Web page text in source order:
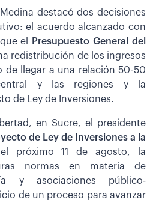
destacó dos decisiones
el acuerdo alcanzado con
el
Presupuesto General del
redistribución de los ingresos
de llegar a una relación 50-50
y las regiones y la
de Ley de Inversiones.
en Sucre, el presidente
de Ley de Inversiones a la
próximo 11 de agosto, la
normas en materia de
y asociaciones público-
de un proceso para avanzar